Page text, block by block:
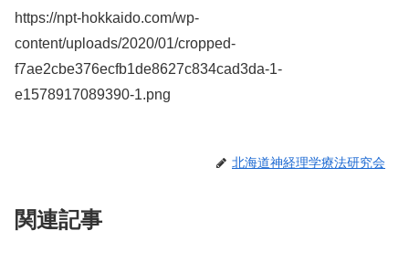
https://npt-hokkaido.com/wp-
content/uploads/2020/01/cropped-
f7ae2cbe376ecfb1de8627c834cad3da-1-
e1578917089390-1.png
北海道神経理学療法研究会
関連記事